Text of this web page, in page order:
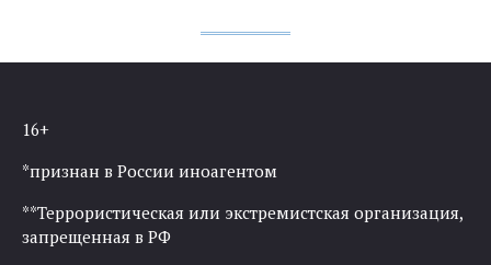
16+
*признан в России иноагентом
**Террористическая или экстремистская организация,
запрещенная в РФ